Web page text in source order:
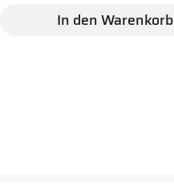
In den Warenkorb